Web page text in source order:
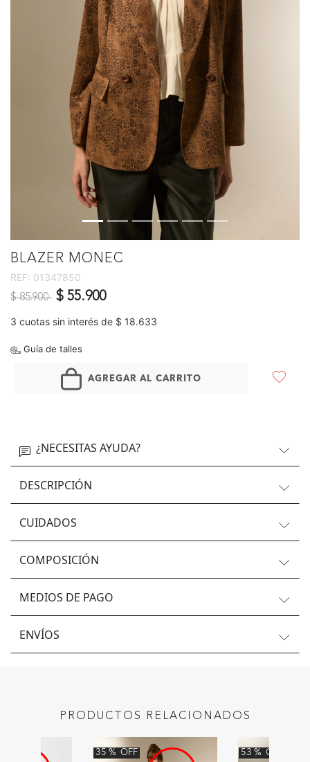
BLAZER MONEC
REF: 01347850
Precio reducido de
$ 85.900 a$ 55.900
3 cuotas sin interés de $ 18.633
Guía de talles
AGREGAR AL CARRITO
¿NECESITAS AYUDA?
DESCRIPCIÓN
CUIDADOS
COMPOSICIÓN
MEDIOS DE PAGO
ENVÍOS
PRODUCTOS RELACIONADOS
35% OFF 53% OFF